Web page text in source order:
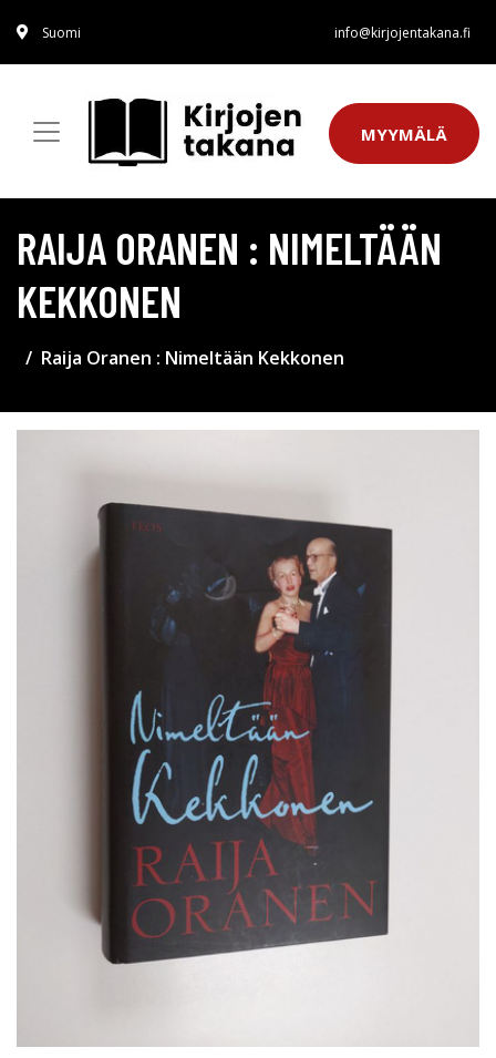
Suomi info@kirjojentakana.fi
MYYMÄLÄ
RAIJA ORANEN : NIMELTÄÄN
KEKKONEN
Raija Oranen : Nimeltään Kekkonen